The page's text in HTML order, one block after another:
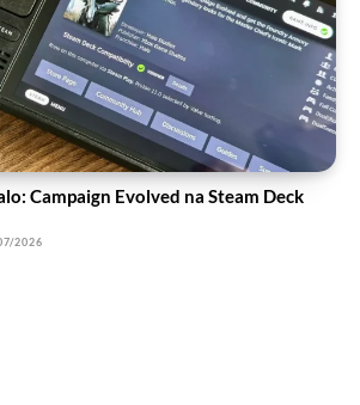
Campaign Evolved na Steam Deck
2026